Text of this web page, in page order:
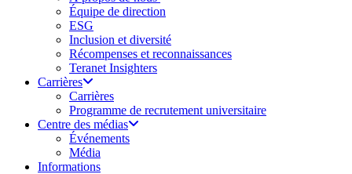
Équipe de direction
ESG
Inclusion et diversité
Récompenses et reconnaissances
Teranet Insighters
Carrières
Carrières
Programme de recrutement universitaire
Centre des médias
Événements
Média
Informations